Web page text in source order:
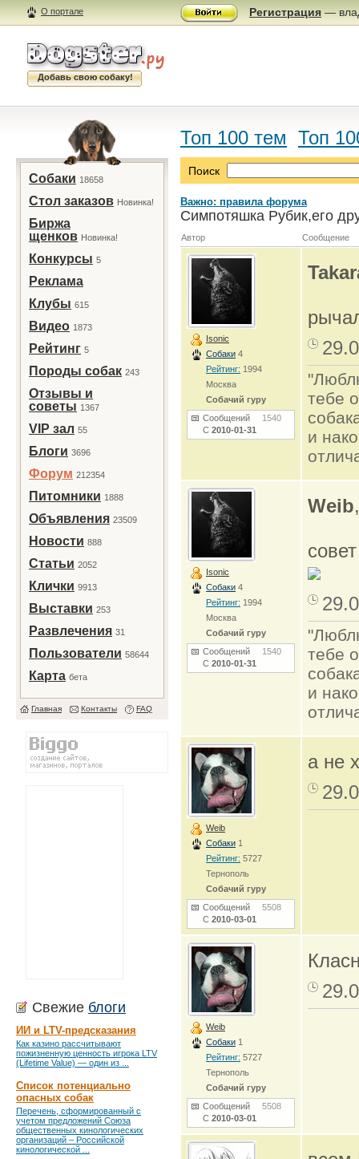
О портале Регистрация —
Добавь свою собаку!
Собаки 18658
Стол заказов Новинка!
Биржа
щенков Новинка!
Конкурсы 5
Реклама
Клубы 615
Видео 1873
Рейтинг 5
Породы собак 243
Отзывы и
советы 1367
VIP зал 55
Блоги 3696
Форум 212354
Питомники 1888
Объявления 23509
Новости 888
Статьи 2052
Клички 9913
Выставки 253
Развлечения 31
Пользователи 58644
Карта бета
Главная Контакты FAQ
Свежие блоги
ИИ и LTV-предсказания
Как казино рассчитывают
пожизненную ценность игрока LTV
(Lifetime Value) — один из ...
Список потенциально
опасных собак
Перечень, сформированный с
учетом предложений Союза
общественных кинологических
организаций – Российской
кинологической ...
Топ 100 тем Топ
Поиск
Важно: правила форума
Симпотяшка Рубик,его
Автор Сообщение
Isonic
Собаки 4
Рейтинг: 1994
Москва
Собачий гуру
Сообщений 1540
С 2010-01-31
тебе
и
Isonic
Собаки 4
Рейтинг: 1994
Москва
Собачий гуру
Сообщений 1540
С 2010-01-31
Weib
тебе
и
Weib
Собаки 1
Рейтинг: 5727
Тернополь
Собачий гуру
Сообщений 5508
С 2010-03-01
а не
Weib
Собаки 1
Рейтинг: 5727
Тернополь
Собачий гуру
Сообщений 5508
С 2010-03-01